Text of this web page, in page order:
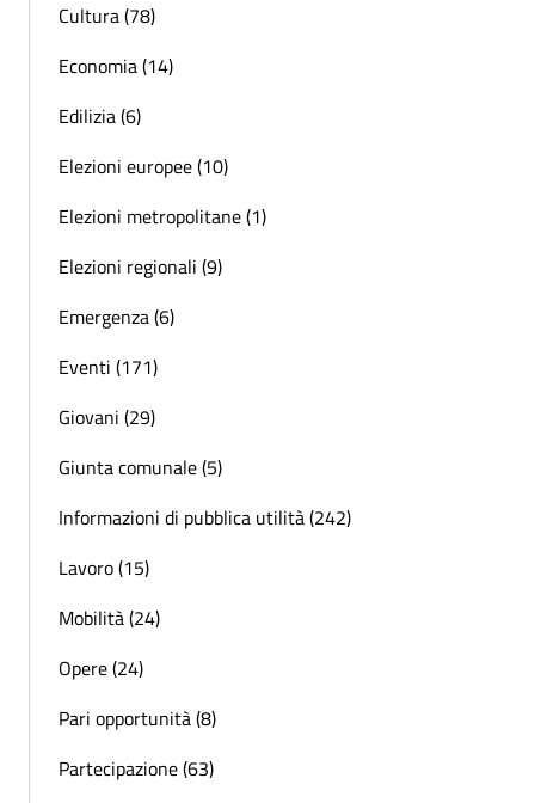
Cultura (78)
Economia (14)
Edilizia (6)
Elezioni europee (10)
Elezioni metropolitane (1)
Elezioni regionali (9)
Emergenza (6)
Eventi (171)
Giovani (29)
Giunta comunale (5)
Informazioni di pubblica utilità (242)
Lavoro (15)
Mobilità (24)
Opere (24)
Pari opportunità (8)
Partecipazione (63)